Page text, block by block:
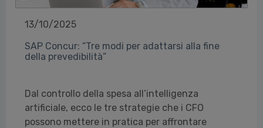
13/10/2025
SAP Concur: “Tre modi per adattarsi alla fine
della prevedibilità”
Dal controllo della spesa all’intelligenza
artificiale, ecco le tre strategie che i CFO
possono mettere in pratica per affrontare